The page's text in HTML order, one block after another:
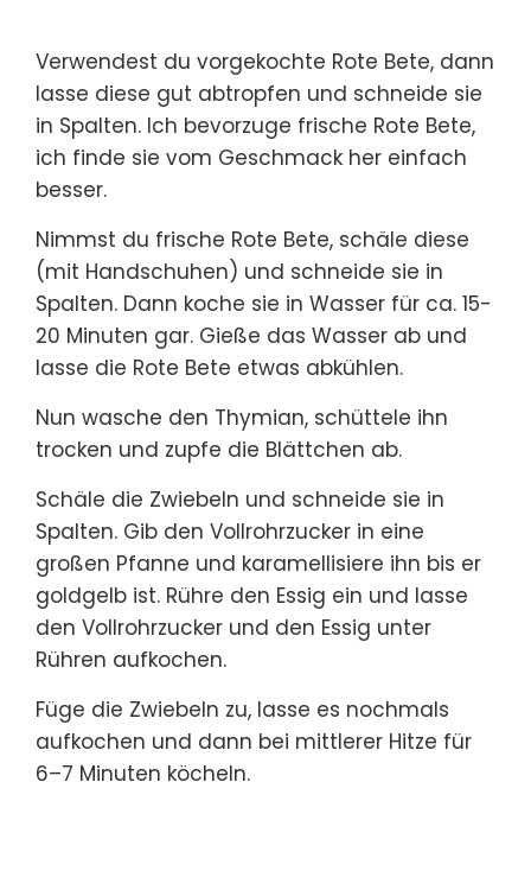
Verwendest du vorgekochte Rote Bete, dann
lasse diese gut abtropfen und schneide sie
in Spalten. Ich bevorzuge frische Rote Bete,
ich finde sie vom Geschmack her einfach
besser.
Nimmst du frische Rote Bete, schäle diese
(mit Handschuhen) und schneide sie in
Spalten. Dann koche sie in Wasser für ca. 15-
20 Minuten gar. Gieße das Wasser ab und
lasse die Rote Bete etwas abkühlen.
Nun wasche den Thymian, schüttele ihn
trocken und zupfe die Blättchen ab.
Schäle die Zwiebeln und schneide sie in
Spalten. Gib den Vollrohrzucker in eine
großen Pfanne und karamellisiere ihn bis er
goldgelb ist. Rühre den Essig ein und lasse
den Vollrohrzucker und den Essig unter
Rühren aufkochen.
Füge die Zwiebeln zu, lasse es nochmals
aufkochen und dann bei mittlerer Hitze für
6–7 Minuten köcheln.